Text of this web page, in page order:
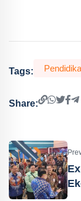
Tags:
Share: